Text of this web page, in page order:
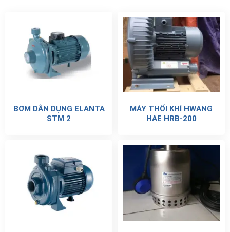
BƠM DÂN DỤNG ELANTA
STM 2
MÁY THỔI KHÍ HWANG
HAE HRB-200